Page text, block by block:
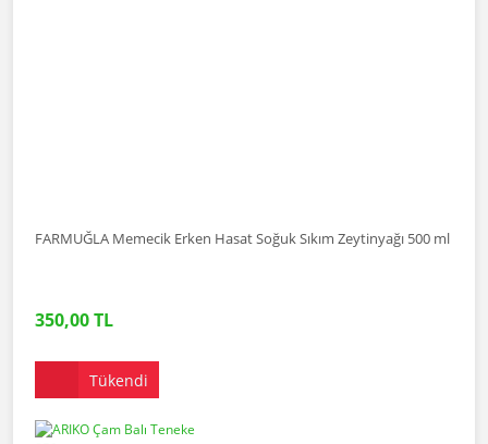
FARMUĞLA Memecik Erken Hasat Soğuk Sıkım Zeytinyağı 500 ml
350,00 TL
Tükendi